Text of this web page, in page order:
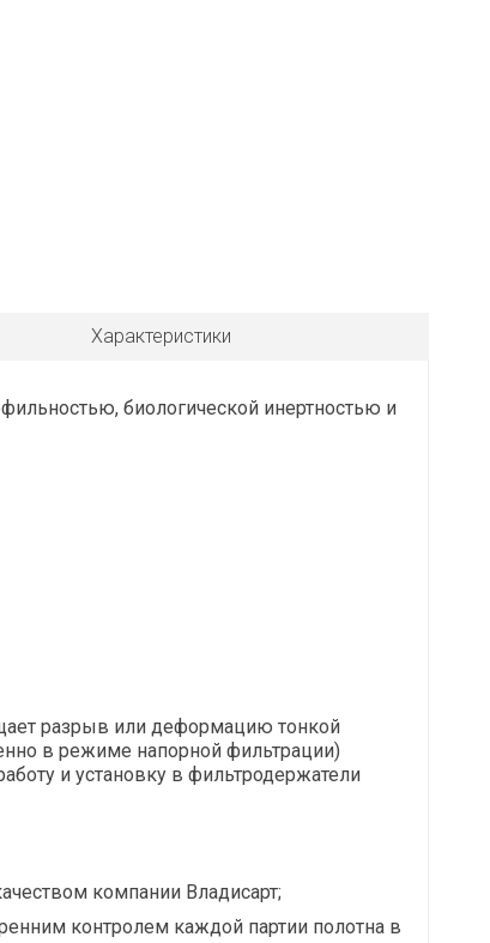
Характеристики
биологической инертностью и
разрыв или деформацию тонкой
в режиме напорной фильтрации)
и установку в фильтродержатели
компании Владисарт;
контролем каждой партии полотна в